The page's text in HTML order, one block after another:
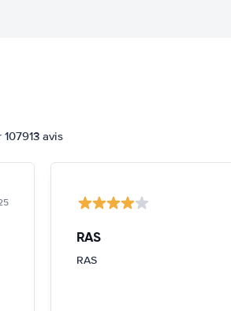
avis
RAS
RAS